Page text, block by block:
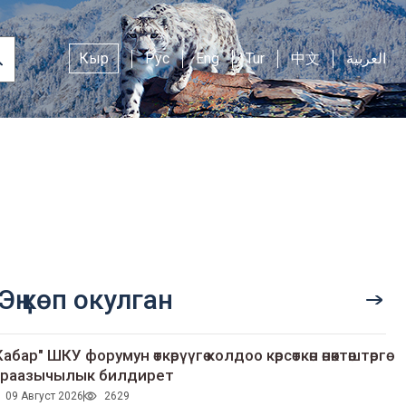
Кыр Рус Eng Tur 中文 العربية
көп окулган
ШКУ форумун өткөрүүгө колдоо көрсөткөн өнөктөштөргө
билдирет
09 Август 2026 2629